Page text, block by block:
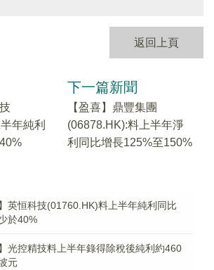
返回上頁
年純利
下一篇新聞
【盈喜】鼎豐集團
(06878.HK):料上半年淨
利同比增長125%至150%
】英恒科技(01760.HK)料上半年純利同比
於40%
】光控精技料上半年錄得除稅後純利約460
元